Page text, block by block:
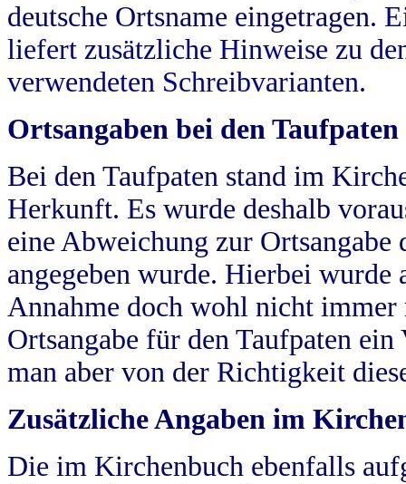
deutsche Ortsname eingetragen.
liefert zusätzliche Hinweise zu
verwendeten Schreibvarianten.
Ortsangaben bei den Taufpaten
Bei den Taufpaten stand im
Herkunft. Es wurde deshalb
eine Abweichung zur
angegeben wurde. Hierbei wurde
Annahme doch wohl nicht
Ortsangabe für den Taufpaten
man aber von der Richtigkeit
Zusätzliche Angaben im
Die im Kirchenbuch ebenfalls